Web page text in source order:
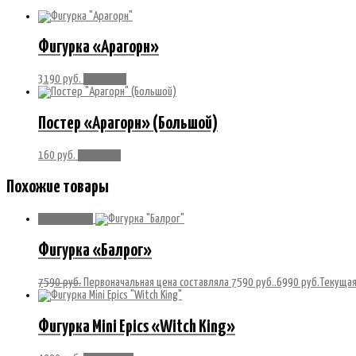
Фигурка «Арагорн»
3190 руб.
Постер «Арагорн» (Большой)
160 руб.
Похожие товары
Фигурка «Балрог»
7590руб. Первоначальная цена составляла 7590 руб..6990 руб.
Фигурка Mini Epics «Witch King»